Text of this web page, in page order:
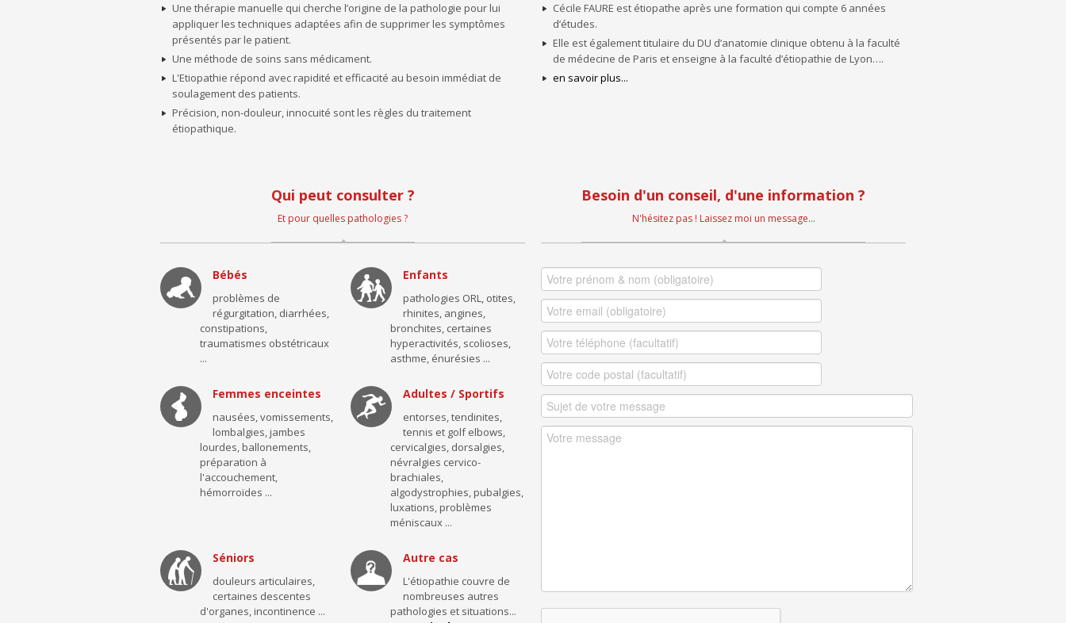
Une thérapie manuelle qui cherche l’origine de la pathologie pour lui
appliquer les techniques adaptées afin de supprimer les symptômes
présentés par le patient.
Une méthode de soins sans médicament.
L'Etiopathie répond avec rapidité et efficacité au besoin immédiat de
soulagement des patients.
Précision, non-douleur, innocuité sont les règles du traitement
étiopathique.
Cécile FAURE est étiopathe après une formation qui compte 6 années
d’études.
Elle est également titulaire du DU d’anatomie clinique obtenu à la faculté
de médecine de Paris et enseigne à la faculté d’étiopathie de Lyon….
en savoir plus...
Qui peut consulter ?
Et pour quelles pathologies ?
Bébés
problèmes de
régurgitation, diarrhées,
constipations,
traumatismes obstétricaux
...
Enfants
pathologies ORL, otites,
rhinites, angines,
bronchites, certaines
hyperactivités, scolioses,
asthme, énurésies ...
Femmes enceintes
nausées, vomissements,
lombalgies, jambes
lourdes, ballonements,
préparation à
l'accouchement,
hémorroïdes ...
Adultes / Sportifs
entorses, tendinites,
tennis et golf elbows,
cervicalgies, dorsalgies,
névralgies cervico-
brachiales,
algodystrophies, pubalgies,
luxations, problèmes
méniscaux ...
Séniors
douleurs articulaires,
certaines descentes
d'organes, incontinence ...
Autre cas
L'étiopathie couvre de
nombreuses autres
pathologies et situations...
Besoin d'un conseil, d'une information ?
N'hésitez pas ! Laissez moi un message...